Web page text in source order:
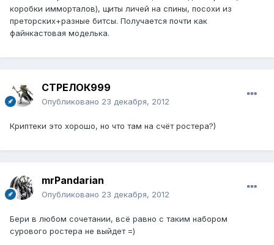
коробки имморталов), щиты личей на спины, посохи из
преторских+разные битсы. Получается почти как
файнкастовая моделька.
СТРЕЛОК999
Опубликовано 23 декабря, 2012
Криптеки это хорошо, но что там на счёт ростера?)
mrPandarian
Опубликовано 23 декабря, 2012
Бери в любом сочетании, всё равно с таким набором
сурового ростера не выйдет =)